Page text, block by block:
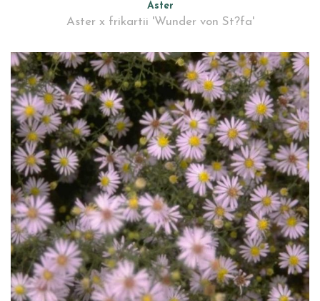
Aster
Aster x frikartii 'Wunder von St?fa'